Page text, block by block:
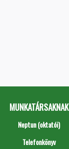
MUNKATÁRSAKNAK
Neptun (oktatói)
Telefonkönyv